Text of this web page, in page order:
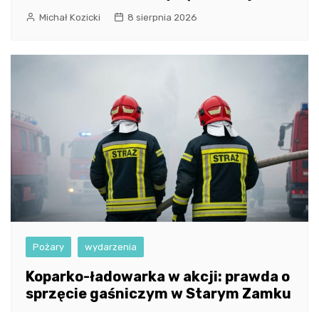
Michał Kozicki 8 sierpnia 2026
Pożary wydarzenia
Koparko-ładowarka w akcji: prawda o
sprzęcie gaśniczym w Starym Zamku